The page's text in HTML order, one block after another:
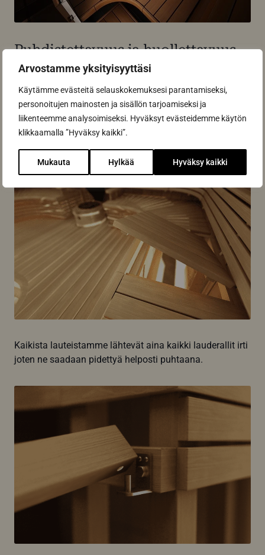
Arvostamme yksityisyyttäsi
Käytämme evästeitä selauskokemuksesi parantamiseksi,
personoitujen mainosten ja sisällön tarjoamiseksi ja
liikenteemme analysoimiseksi. Hyväksyt evästeidemme käytön
klikkaamalla ”Hyväksy kaikki”.
Mukauta Hylkää Hyväksy kaikki
Puhdistettavuus ja huollettavuus
ystäviä!
Sun Saunan tavaramerkkinä on aina ollut lauteiden
käytettävyys, huollettavuus, edullisuus ja
puhdistettavuus.
Kaikista lauteistamme lähtevät aina kaikki lauderallit irti
joten ne saadaan pidettyä helposti puhtaana.